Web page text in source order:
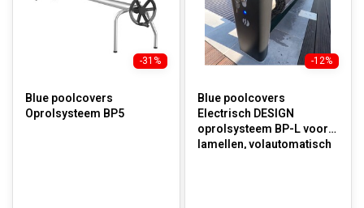
-31%
Blue poolcovers
Oprolsysteem BP5
-12%
Blue poolcovers
Electrisch DESIGN
oprolsysteem BP-L voor
lamellen, volautomatisch